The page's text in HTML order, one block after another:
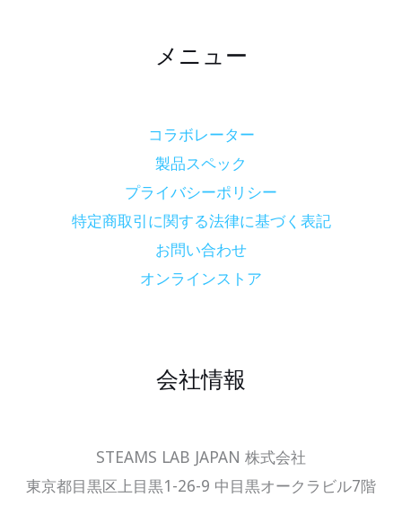
メニュー
コラボレーター
製品スペック
プライバシーポリシー
特定商取引に関する法律に基づく表記
お問い合わせ
オンラインストア
会社情報
STEAMS LAB JAPAN 株式会社
東京都目黒区上目黒1-26-9 中目黒オークラビル7階